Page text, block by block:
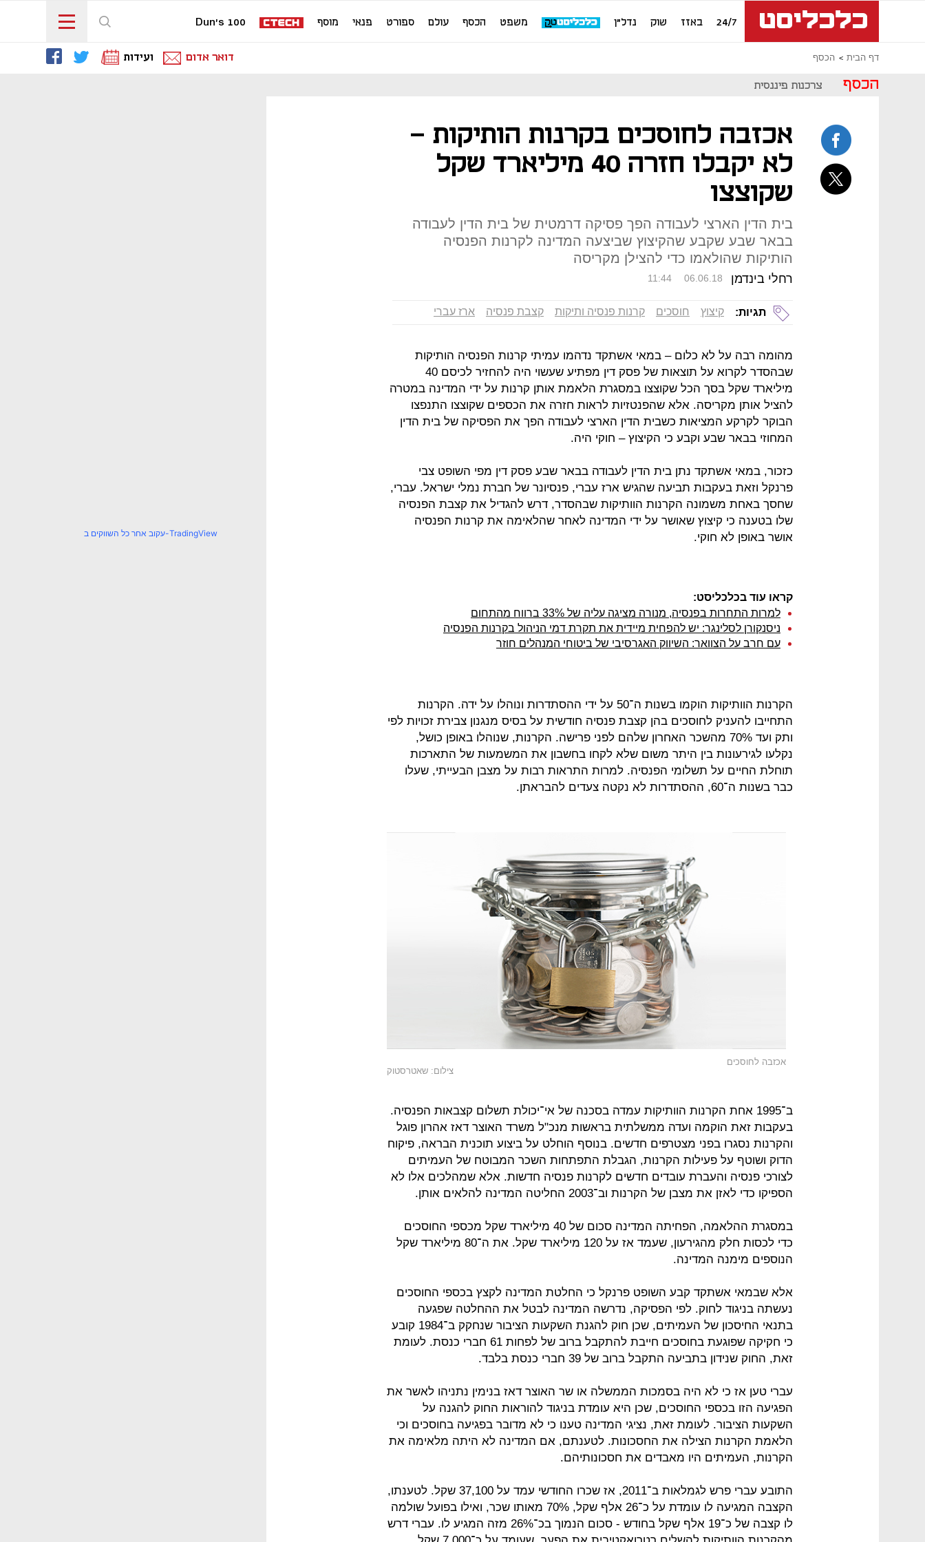
24/7 באזז שוק נדל"ן משפט הכסף עולם ספורט פנאי מוסף Dun's 100
דף הבית הכסף דואר אדום ועידות
הכסף צרכנות פיננסית
אכזבה לחוסכים בקרנות הותיקות -
לא יקבלו חזרה 40 מיליארד שקל
שקוצצו
בית הדין הארצי לעבודה הפך פסיקה דרמטית של בית הדין לעבודה
בבאר שבע שקבע שהקיצוץ שביצעה המדינה לקרנות הפנסיה
הותיקות שהולאמו כדי להצילן מקריסה
רחלי בינדמן 11:44 06.06.18
תגיות: קיצוץ חוסכים קרנות פנסיה ותיקות קצבת פנסיה ארז עברי
מהומה רבה על לא כלום – במאי אשתקד נדהמו עמיתי קרנות הפנסיה הותיקות
שבהסדר לקרוא על תוצאות של פסק דין מפתיע שעשוי היה להחזיר לכיסם 40
מיליארד שקל בסך הכל שקוצצו במסגרת הלאמת אותן קרנות על ידי המדינה במטרה
להציל אותן מקריסה. אלא שהפנטזיות לראות חזרה את הכספים שקוצצו התנפצו
הבוקר לקרקע המציאות כשבית הדין הארצי לעבודה הפך את הפסיקה של בית הדין
המחוזי בבאר שבע וקבע כי הקיצוץ – חוקי היה.
כזכור, במאי אשתקד נתן בית הדין לעבודה בבאר שבע פסק דין מפי השופט צבי
פרנקל וזאת בעקבות תביעה שהגיש ארז עברי, פנסיונר של חברת נמלי ישראל. עברי,
שחסך באחת משמונה הקרנות הוותיקות שבהסדר, דרש להגדיל את קצבת הפנסיה
שלו בטענה כי קיצוץ שאושר על ידי המדינה לאחר שהלאימה את קרנות הפנסיה
אושר באופן לא חוקי.
קראו עוד בכלכליסט:
למרות התחרות בפנסיה, מנורה מציגה עליה של 33% ברווח מהתחום
ניסנקורן לסלינגר: יש להפחית מיידית את תקרת דמי הניהול בקרנות הפנסיה
עם חרב על הצוואר: השיווק האגרסיבי של ביטוחי המנהלים חוזר
הקרנות הוותיקות הוקמו בשנות ה־50 על ידי ההסתדרות ונוהלו על ידה. הקרנות
התחייבו להעניק לחוסכים בהן קצבת פנסיה חודשית על בסיס מנגנון צבירת זכויות לפי
ותק ועד 70% מהשכר האחרון שלהם לפני פרישה. הקרנות, שנוהלו באופן כושל,
נקלעו לגירעונות בין היתר משום שלא לקחו בחשבון את המשמעות של התארכות
תוחלת החיים על תשלומי הפנסיה. למרות התראות רבות על מצבן הבעייתי, שעלו
כבר בשנות ה־60, ההסתדרות לא נקטה צעדים להבראתן.
אכזבה לחוסכים
צילום: שאטרסטוק
ב־1995 אחת הקרנות הוותיקות עמדה בסכנה של אי־יכולת תשלום קצבאות הפנסיה.
בעקבות זאת הוקמה ועדה ממשלתית בראשות מנכ"ל משרד האוצר דאז אהרון פוגל
והקרנות נסגרו בפני מצטרפים חדשים. בנוסף הוחלט על ביצוע תוכנית הבראה, פיקוח
הדוק ושוטף על פעילות הקרנות, הגבלת התפתחות השכר המבוטח של העמיתים
לצורכי פנסיה והעברת עובדים חדשים לקרנות פנסיה חדשות. אלא שמהלכים אלו לא
הספיקו כדי לאזן את מצבן של הקרנות וב־2003 החליטה המדינה להלאים אותן.
במסגרת ההלאמה, הפחיתה המדינה סכום של 40 מיליארד שקל מכספי החוסכים
כדי לכסות חלק מהגירעון, שעמד אז על 120 מיליארד שקל. את ה־80 מיליארד שקל
הנוספים מימנה המדינה.
אלא שבמאי אשתקד קבע השופט פרנקל כי החלטת המדינה לקצץ בכספי החוסכים
נעשתה בניגוד לחוק. לפי הפסיקה, נדרשה המדינה לבטל את ההחלטה שפגעה
בתנאי החיסכון של העמיתים, שכן חוק להגנת השקעות הציבור שנחקק ב־1984 קובע
כי חקיקה שפוגעת בחוסכים חייבת להתקבל ברוב של לפחות 61 חברי כנסת. לעומת
זאת, החוק שנידון בתביעה התקבל ברוב של 39 חברי כנסת בלבד.
עברי טען אז כי לא היה בסמכות הממשלה או שר האוצר דאז בנימין נתניהו לאשר את
הפגיעה הזו בכספי החוסכים, שכן היא עומדת בניגוד להוראות החוק להגנה על
השקעות הציבור. לעומת זאת, נציגי המדינה טענו כי לא מדובר בפגיעה בחוסכים וכי
הלאמת הקרנות הצילה את החסכונות. לטענתם, אם המדינה לא היתה מלאימה את
הקרנות, העמיתים היו מאבדים את חסכונותיהם.
התובע עברי פרש לגמלאות ב־2011, אז שכרו החודשי עמד על 37,100 שקל. לטענתו,
הקצבה המגיעה לו עומדת על כ־26 אלף שקל, 70% מאותו שכר, ואילו בפועל שולמה
לו קצבה של כ־19 אלף שקל בחודש - סכום הנמוך בכ־26% מזה המגיע לו. עברי דרש
עקוב אחר כל השווקים ב-TradingView